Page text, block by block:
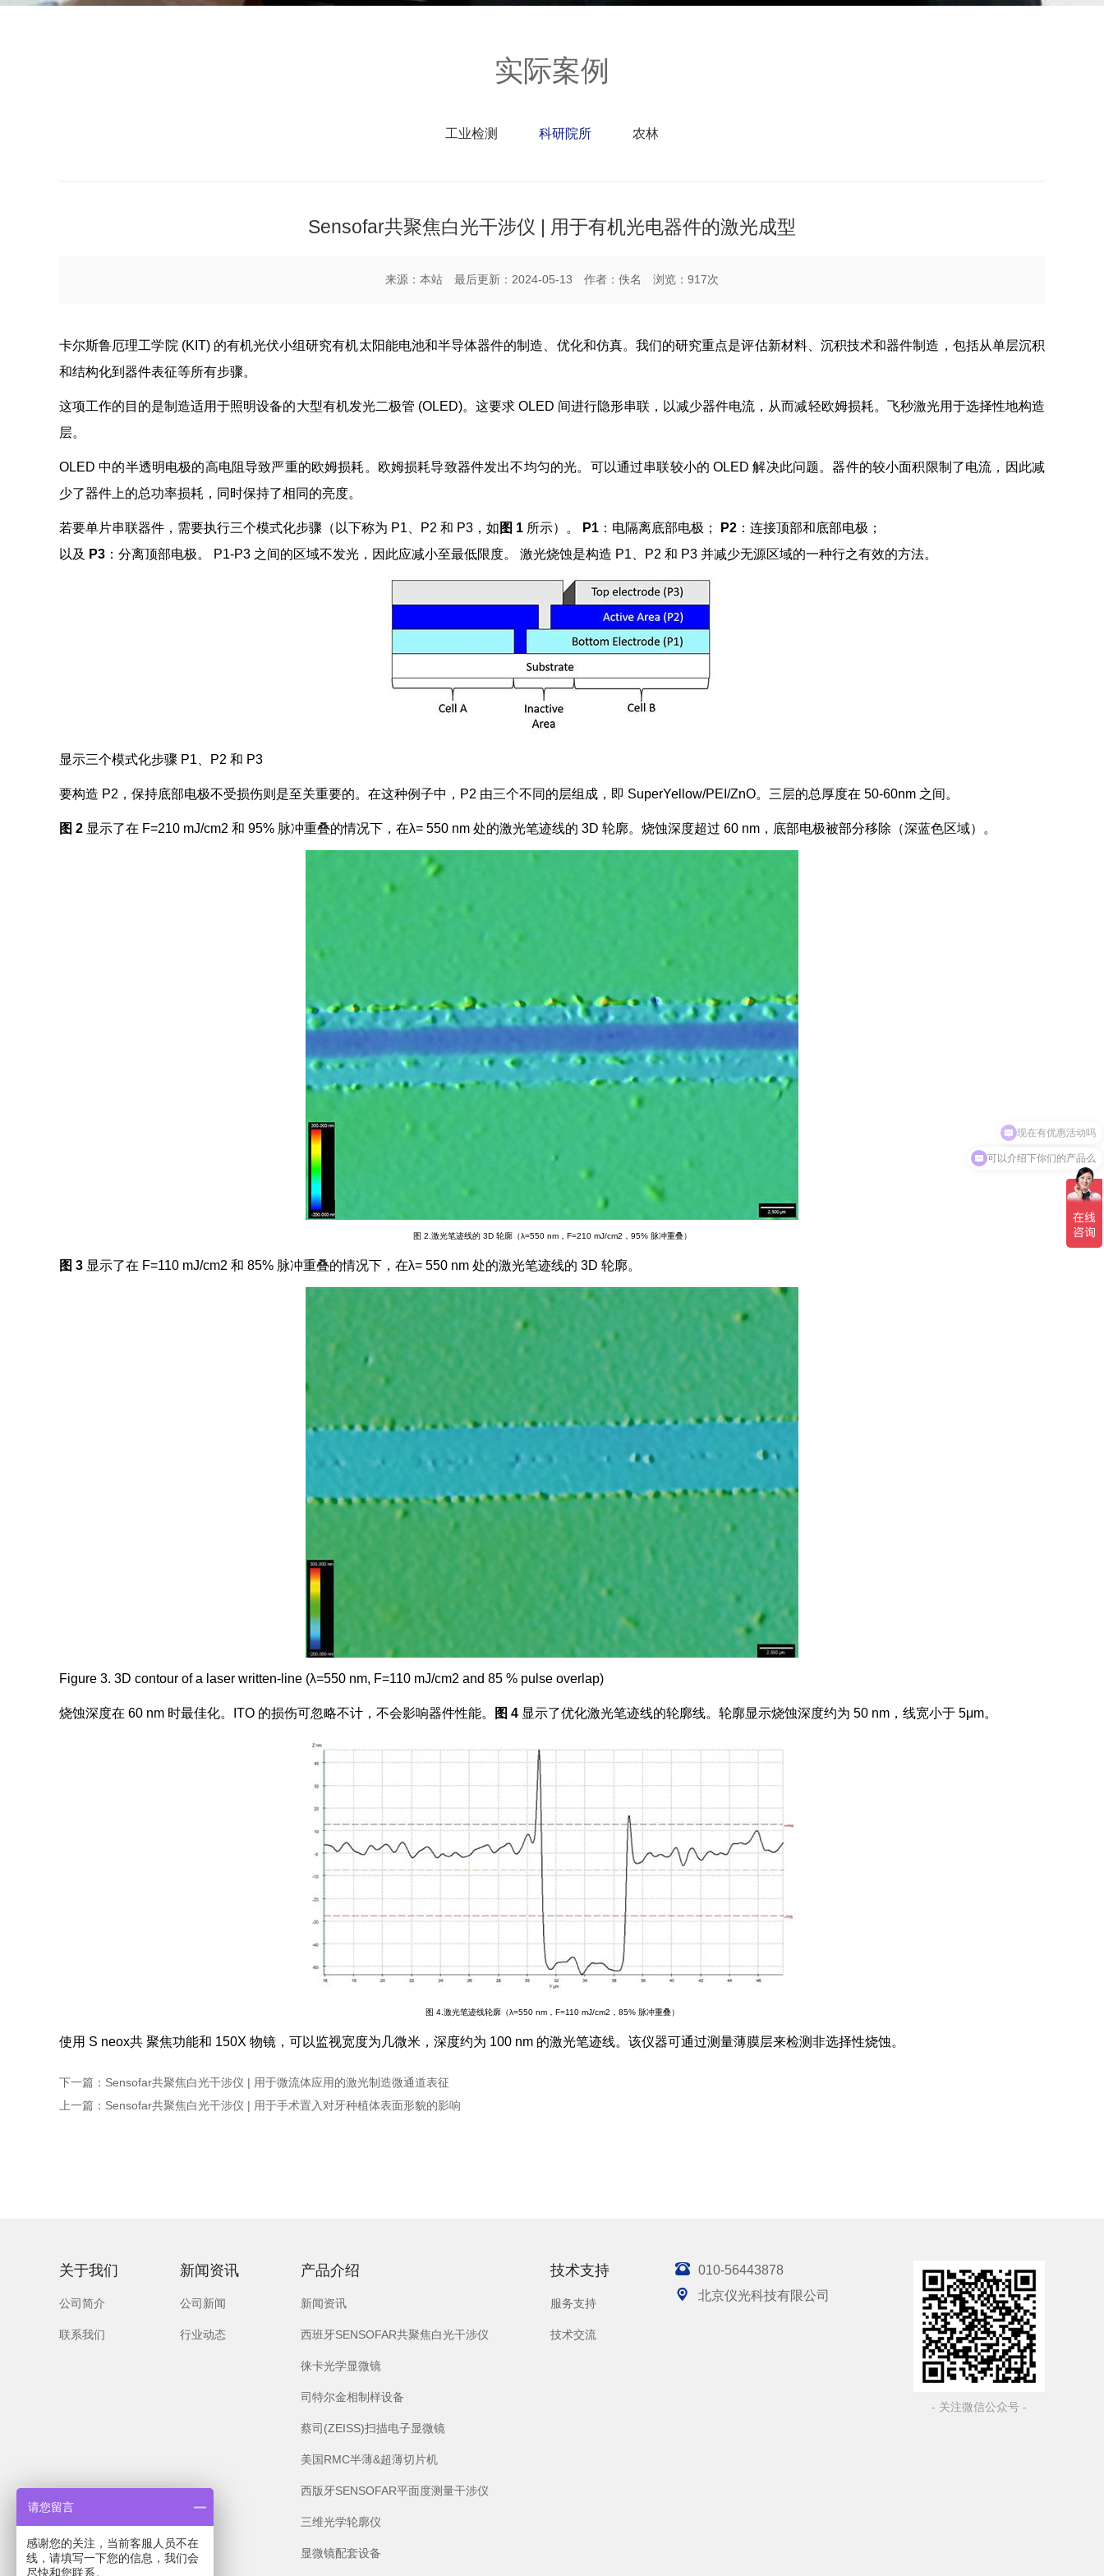
实际案例
工业检测 科研院所 农林
Sensofar共聚焦白光干涉仪 | 用于有机光电器件的激光成型
来源：本站 最后更新：2024-05-13 作者：佚名 浏览：917次
卡尔斯鲁厄理工学院 (KIT) 的有机光伏小组研究有机太阳能电池和半导体器件的制造、优化和仿真。我们的研究重点是评估新材料、沉积技术和器件制造，包括从单层沉积
和结构化到器件表征等所有步骤。
这项工作的目的是制造适用于照明设备的大型有机发光二极管 (OLED)。这要求 OLED 间进行隐形串联，以减少器件电流，从而减轻欧姆损耗。飞秒激光用于选择性地构造
层。
OLED 中的半透明电极的高电阻导致严重的欧姆损耗。欧姆损耗导致器件发出不均匀的光。可以通过串联较小的 OLED 解决此问题。器件的较小面积限制了电流，因此减
少了器件上的总功率损耗，同时保持了相同的亮度。
若要单片串联器件，需要执行三个模式化步骤（以下称为 P1、P2 和 P3，如 图 1 所示）。 P1 ：电隔离底部电极； P2 ：连接顶部和底部电极；
以及 P3 ：分离顶部电极。 P1-P3 之间的区域不发光，因此应减小至最低限度。 激光烧蚀是构造 P1、P2 和 P3 并减少无源区域的一种行之有效的方法。
显示三个模式化步骤 P1、P2 和 P3
要构造 P2，保持底部电极不受损伤则是至关重要的。在这种例子中，P2 由三个不同的层组成，即 SuperYellow/PEI/ZnO。三层的总厚度在 50-60nm 之间。
图 2 显示了在 F=210 mJ/cm2 和 95% 脉冲重叠的情况下，在λ= 550 nm 处的激光笔迹线的 3D 轮廓。烧蚀深度超过 60 nm，底部电极被部分移除（深蓝色区域）。
图 2 .激光笔迹线的 3D 轮廓（λ=550 nm，F=210 mJ/cm2，95% 脉冲重叠）
图 3 显示了在 F=110 mJ/cm2 和 85% 脉冲重叠的情况下，在λ= 550 nm 处的激光笔迹线的 3D 轮廓。
Figure 3. 3D contour of a laser written-line (λ=550 nm, F=110 mJ/cm2 and 85 % pulse overlap)
烧蚀深度在 60 nm 时最佳化。ITO 的损伤可忽略不计，不会影响器件性能。 图 4 显示了优化激光笔迹线的轮廓线。轮廓显示烧蚀深度约为 50 nm，线宽小于 5μm。
图 4.激光笔迹线轮廓（λ=550 nm，F=110 mJ/cm2，85% 脉冲重叠）
使用 S neox共 聚焦功能和 150X 物镜，可以监视宽度为几微米，深度约为 100 nm 的激光笔迹线。该仪器可通过测量薄膜层来检测非选择性烧蚀。
下一篇 ： Sensofar共聚焦白光干涉仪 | 用于微流体应用的激光制造微通道表征
上一篇 ： Sensofar共聚焦白光干涉仪 | 用于手术置入对牙种植体表面形貌的影响
关于我们
公司简介
联系我们
新闻资讯
公司新闻
行业动态
产品介绍
新闻资讯
西班牙SENSOFAR共聚焦白光干涉仪
徕卡光学显微镜
司特尔金相制样设备
蔡司(ZEISS)扫描电子显微镜
美国RMC半薄&超薄切片机
西版牙SENSOFAR平面度测量干涉仪
三维光学轮廓仪
显微镜配套设备
技术支持
服务支持
技术交流
 010-56443878
 北京仪光科技有限公司
- 关注微信公众号 -
请您留言
感谢您的关注，当前客服人员不在
线，请填写一下您的信息，我们会
尽快和您联系。